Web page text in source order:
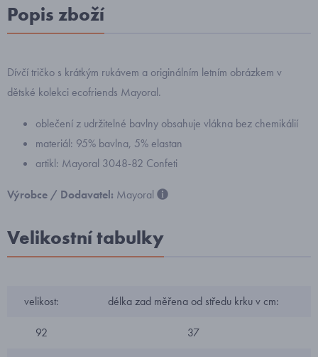
Popis zboží
Dívčí tričko s krátkým rukávem a originálním letním obrázkem v
dětské kolekci ecofriends Mayoral.
oblečení z udržitelné bavlny obsahuje vlákna bez chemikálií
materiál: 95% bavlna, 5% elastan
artikl: Mayoral 3048-82 Confeti
Výrobce / Dodavatel: Mayoral
Velikostní tabulky
velikost: délka zad měřena od středu krku v cm:
92 37